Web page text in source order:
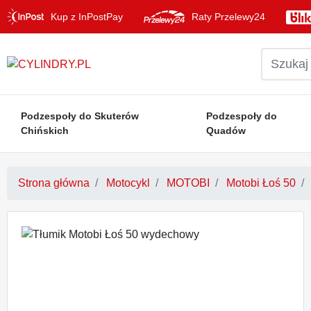
Kup z InPostPay Raty Przelewy24
Podzespoły do Skuterów
Chińskich
Podzespoły do
Quadów
Strona główna Motocykl MOTOBI Motobi Łoś 50